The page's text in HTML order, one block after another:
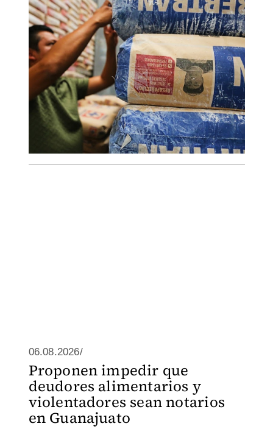
06.08.2026/
Proponen impedir que
deudores alimentarios y
violentadores sean notarios
en Guanajuato